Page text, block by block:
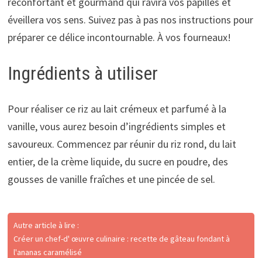
éveillera vos sens. Suivez pas à pas nos instructions pour
préparer ce délice incontournable. À vos fourneaux!
Ingrédients à utiliser
Pour réaliser ce riz au lait crémeux et parfumé à la
vanille, vous aurez besoin d’ingrédients simples et
savoureux. Commencez par réunir du riz rond, du lait
entier, de la crème liquide, du sucre en poudre, des
gousses de vanille fraîches et une pincée de sel.
Autre article à lire :
Créer un chef-d' œuvre culinaire : recette de gâteau fondant à
l'ananas caramélisé